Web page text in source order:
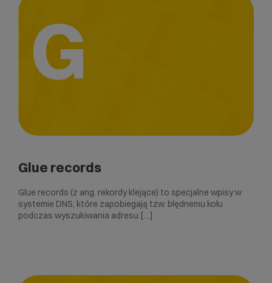
G
Glue records
Glue records (z ang. rekordy klejące) to specjalne wpisy w
systemie DNS, które zapobiegają tzw. błędnemu kołu
podczas wyszukiwania adresu […]